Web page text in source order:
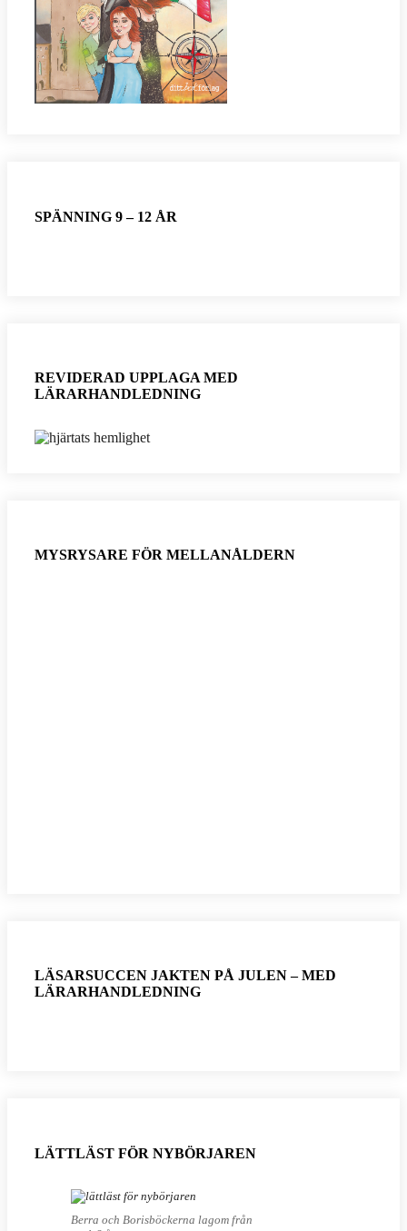
SPÄNNING 9 – 12 ÅR
REVIDERAD UPPLAGA MED
LÄRARHANDLEDNING
MYSRYSARE FÖR MELLANÅLDERN
LÄSARSUCCEN JAKTEN PÅ JULEN – MED
LÄRARHANDLEDNING
LÄTTLÄST FÖR NYBÖRJAREN
Berra och Borisböckerna lagom från